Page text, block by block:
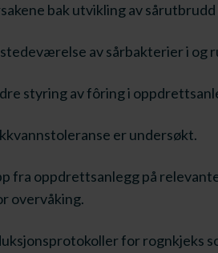
bak utvikling av
av sårbakterier i og
styring av fôring i
er undersøkt.
oppdrettsanlegg på
overvåking.
for rognkjeks